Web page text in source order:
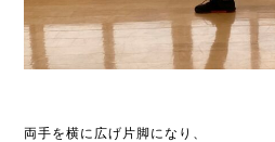
両手を横に広げ片脚になり、